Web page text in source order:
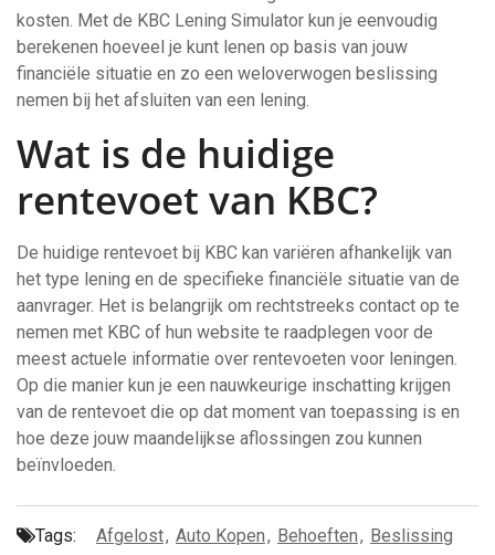
kosten. Met de KBC Lening Simulator kun je eenvoudig
berekenen hoeveel je kunt lenen op basis van jouw
financiële situatie en zo een weloverwogen beslissing
nemen bij het afsluiten van een lening.
Wat is de huidige
rentevoet van KBC?
De huidige rentevoet bij KBC kan variëren afhankelijk van
het type lening en de specifieke financiële situatie van de
aanvrager. Het is belangrijk om rechtstreeks contact op te
nemen met KBC of hun website te raadplegen voor de
meest actuele informatie over rentevoeten voor leningen.
Op die manier kun je een nauwkeurige inschatting krijgen
van de rentevoet die op dat moment van toepassing is en
hoe deze jouw maandelijkse aflossingen zou kunnen
beïnvloeden.
Tags: Afgelost, Auto Kopen, Behoeften, Beslissing